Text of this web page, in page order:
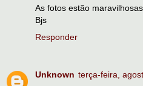
As fotos estão
Bjs
Responder
Unknown terça-feira,